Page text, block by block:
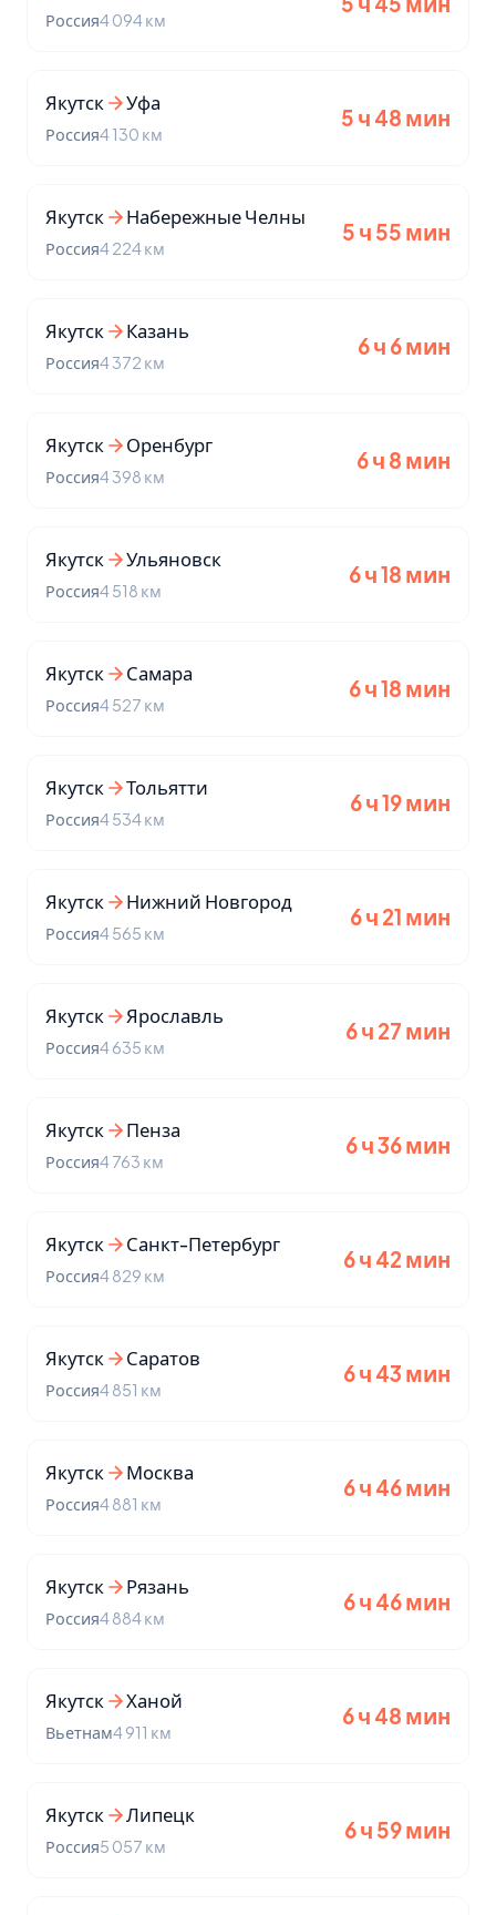
Россия4 094 км
Якутск Уфа
Россия4 130 км
5 ч 48 мин
Якутск Набережные Челны
Россия4 224 км
5 ч 55 мин
Якутск Казань
Россия4 372 км
6 ч 6 мин
Якутск Оренбург
Россия4 398 км
6 ч 8 мин
Якутск Ульяновск
Россия4 518 км
6 ч 18 мин
Якутск Самара
Россия4 527 км
6 ч 18 мин
Якутск Тольятти
Россия4 534 км
6 ч 19 мин
Якутск Нижний Новгород
Россия4 565 км
6 ч 21 мин
Якутск Ярославль
Россия4 635 км
6 ч 27 мин
Якутск Пенза
Россия4 763 км
6 ч 36 мин
Якутск Санкт-Петербург
Россия4 829 км
6 ч 42 мин
Якутск Саратов
Россия4 851 км
6 ч 43 мин
Якутск Москва
Россия4 881 км
6 ч 46 мин
Якутск Рязань
Россия4 884 км
6 ч 46 мин
Якутск Ханой
Вьетнам4 911 км
6 ч 48 мин
Якутск Липецк
Россия5 057 км
6 ч 59 мин